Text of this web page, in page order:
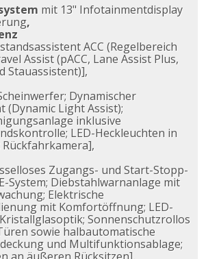
mit 13" Infotainmentdisplay
,
ACC (Regelbereich
Assist (pACC, Lane Assist Plus,
Stauassistent)],
Dynamischer
(Dynamic Light Assist);
inklusive
LED-Heckleuchten in
Zugangs- und Start-Stopp-
System; Diebstahlwarnanlage mit
Elektrische
mit Komfortöffnung; LED-
Sonnenschutzrollos
sowie halbautomatische
und Multifunktionsablage;